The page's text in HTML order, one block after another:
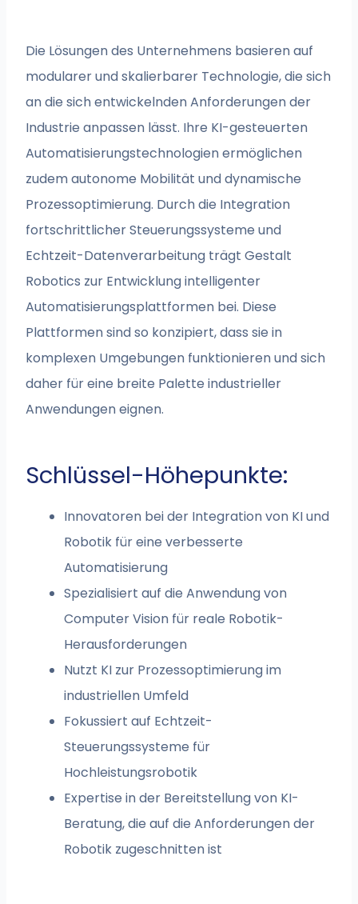
Die Lösungen des Unternehmens basieren auf
modularer und skalierbarer Technologie, die sich
an die sich entwickelnden Anforderungen der
Industrie anpassen lässt. Ihre KI-gesteuerten
Automatisierungstechnologien ermöglichen
zudem autonome Mobilität und dynamische
Prozessoptimierung. Durch die Integration
fortschrittlicher Steuerungssysteme und
Echtzeit-Datenverarbeitung trägt Gestalt
Robotics zur Entwicklung intelligenter
Automatisierungsplattformen bei. Diese
Plattformen sind so konzipiert, dass sie in
komplexen Umgebungen funktionieren und sich
daher für eine breite Palette industrieller
Anwendungen eignen.
Schlüssel-Höhepunkte:
Innovatoren bei der Integration von KI und
Robotik für eine verbesserte
Automatisierung
Spezialisiert auf die Anwendung von
Computer Vision für reale Robotik-
Herausforderungen
Nutzt KI zur Prozessoptimierung im
industriellen Umfeld
Fokussiert auf Echtzeit-
Steuerungssysteme für
Hochleistungsrobotik
Expertise in der Bereitstellung von KI-
Beratung, die auf die Anforderungen der
Robotik zugeschnitten ist